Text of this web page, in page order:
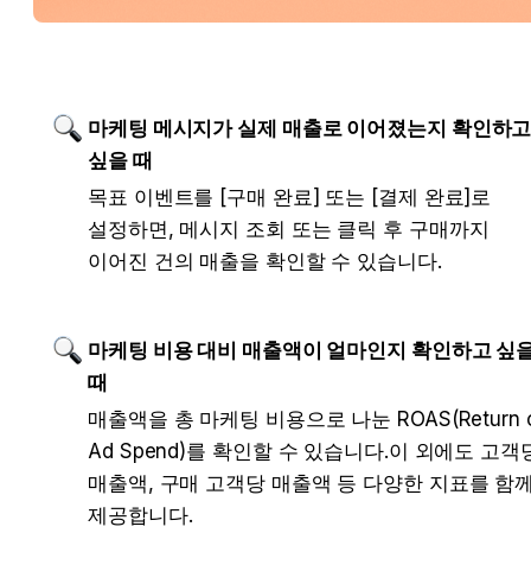
마케팅 메시지가 실제 매출로 이어졌는지 확인하고
싶을 때
목표 이벤트를 [구매 완료] 또는 [결제 완료]로
설정하면, 메시지 조회 또는 클릭 후 구매까지
이어진 건의 매출을 확인할 수 있습니다.
마케팅 비용 대비 매출액이 얼마인지 확인하고 싶
때
매출액을 총 마케팅 비용으로 나눈 ROAS(Return
Ad Spend)를 확인할 수 있습니다.이 외에도 고객
매출액, 구매 고객당 매출액 등 다양한 지표를 함
제공합니다.